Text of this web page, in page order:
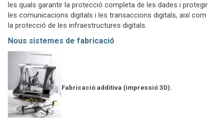
les quals garantir la protecció completa de les dades i protegir
les comunicacions digitals i les transaccions digitals, així com
la protecció de les infraestructures digitals.
Nous sistemes de fabricació
Fabricació additiva (impressió 3D).